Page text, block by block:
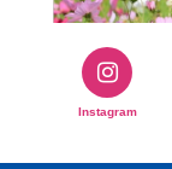
Instagram